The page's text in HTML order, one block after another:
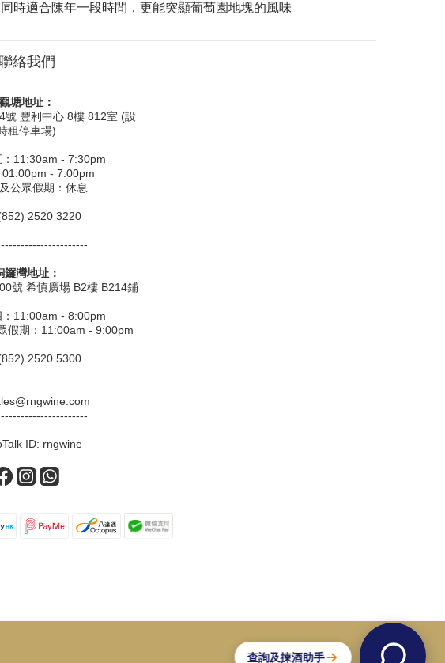
時適合陳年一段時間，更能突顯葡萄園地塊的風味
絡我們
觀塘地址：
號 豐利中心 8樓 812室 (設
租停車場)
11:30am - 7:30pm
01:00pm - 7:00pm
公眾假期：休息
2520 3220
鑼灣地址：
號 希慎廣場 B2樓 B214鋪
11:00am - 8:00pm
假期：11:00am - 9:00pm
2520 5300
ID: rngwine